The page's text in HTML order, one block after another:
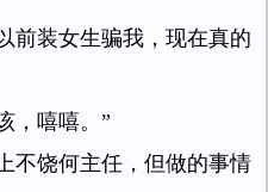
前装女生骗我，现在真的
，嘻嘻。”
不饶何主任，但做的事情